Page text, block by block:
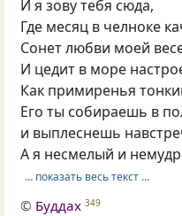
И я зову тебя сюда,
Где месяц в челноке
Сонет любви моей
И цедит в море
Как примиренья
Его ты собираешь в
и выплеснешь
А я несмелый и
… показать весь текст …
© Буддах 349